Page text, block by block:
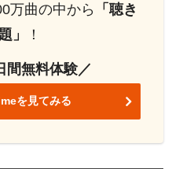
万曲の中から
「聴き
」
！
間無料体験／
を見てみる